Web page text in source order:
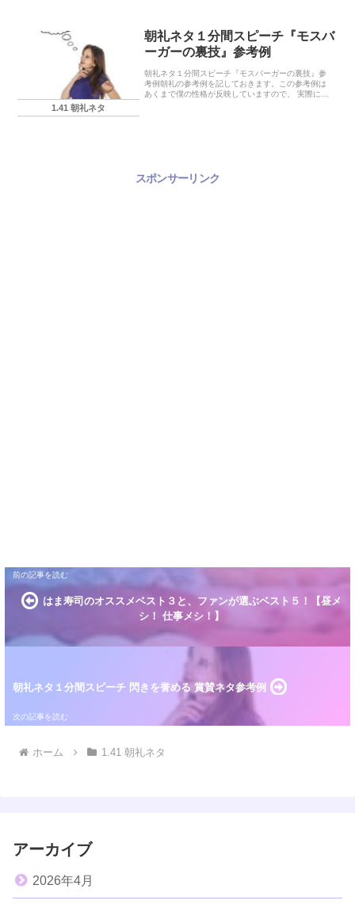
1.41 朝礼ネタ
朝礼ネタ１分間スピーチ『モスバ
ーガーの裏技』参考例
朝礼ネタ１分間スピーチ『モスバーガーの裏技』参
考例朝礼の参考例を記しておきます。この参考例は
あくまで僕の性格が反映していますので、 実際に使
スポンサーリンク
はま寿司のオススメベスト３と、ファンが選ぶベスト５！【昼メ
シ！ 仕事メシ！】
朝礼ネタ１分間スピーチ 閃きを誉める 賞賛ネタ参考例
ホーム 1.41 朝礼ネタ
アーカイブ
2026年4月